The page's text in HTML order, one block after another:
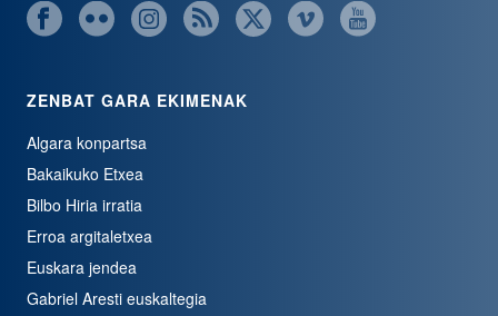
ZENBAT GARA EKIMENAK
Algara konpartsa
Bakaikuko Etxea
Bilbo Hiria irratia
Erroa argitaletxea
Euskara jendea
Gabriel Aresti euskaltegia